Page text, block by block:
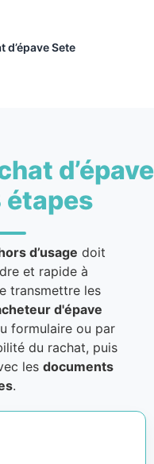
d’épave Sete
d’épave
étapes
d’usage doit
et rapide à
transmettre les
d'épave
formulaire ou par
du rachat, puis
lesdocuments
.